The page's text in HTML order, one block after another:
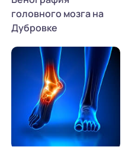
головного мозга на
Дубровке